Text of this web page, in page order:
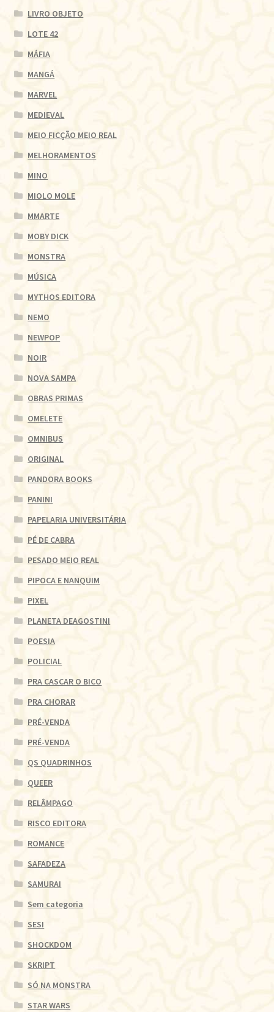
LIVRO OBJETO
LOTE 42
MÁFIA
MANGÁ
MARVEL
MEDIEVAL
MEIO FICÇÃO MEIO REAL
MELHORAMENTOS
MINO
MIOLO MOLE
MMARTE
MOBY DICK
MONSTRA
MÚSICA
MYTHOS EDITORA
NEMO
NEWPOP
NOIR
NOVA SAMPA
OBRAS PRIMAS
OMELETE
OMNIBUS
ORIGINAL
PANDORA BOOKS
PANINI
PAPELARIA UNIVERSITÁRIA
PÉ DE CABRA
PESADO MEIO REAL
PIPOCA E NANQUIM
PIXEL
PLANETA DEAGOSTINI
POESIA
POLICIAL
PRA CASCAR O BICO
PRA CHORAR
PRÉ-VENDA
PRÉ-VENDA
QS QUADRINHOS
QUEER
RELÂMPAGO
RISCO EDITORA
ROMANCE
SAFADEZA
SAMURAI
Sem categoria
SESI
SHOCKDOM
SKRIPT
SÓ NA MONSTRA
STAR WARS